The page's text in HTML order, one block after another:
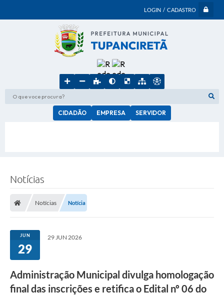
LOGIN / CADASTRO
O que voce procura?
CIDADÃO EMPRESA SERVIDOR
Notícias
Notícias Notícia
JUN
29
29 JUN 2026
Administração Municipal divulga homologação
final das inscrições e retifica o Edital nº 06 do